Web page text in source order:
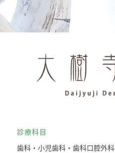
診療科目
歯科・小児歯科・歯科口腔外科